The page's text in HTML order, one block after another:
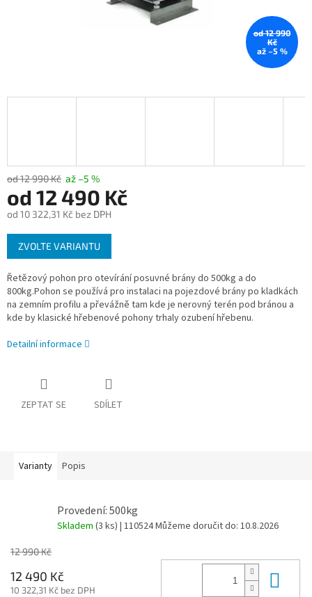
od 12 990
Kč
až –5 %
od 12 990 Kč až –5 %
od 12 490 Kč
od 10 322,31 Kč bez DPH
Měrná
cena:
ZVOLTE VARIANTU
Řetězový pohon pro otevírání posuvné brány do 500kg a do
800kg.Pohon se používá pro instalaci na pojezdové brány po kladkách
na zemním profilu a převážně tam kde je nerovný terén pod bránou a
kde by klasické hřebenové pohony trhaly ozubení hřebenu.
Detailní informace
ZEPTAT SE SDÍLET
Varianty Popis
Provedení: 500kg
Skladem (3 ks) | 110524Můžeme doručit do: 10.8.2026
12 990 Kč
12 490 Kč
10 322,31 Kč bez DPH